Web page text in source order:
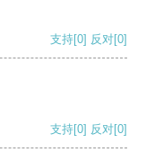
支持[0] 反对[0]
支持[0] 反对[0]